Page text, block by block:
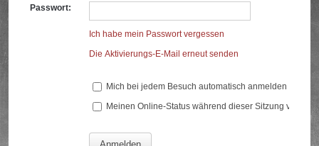
Passwort:
Ich habe mein Passwort vergessen
Die Aktivierungs-E-Mail erneut senden
Mich bei jedem Besuch automatisch anmelden
Meinen Online-Status während dieser Sitzung